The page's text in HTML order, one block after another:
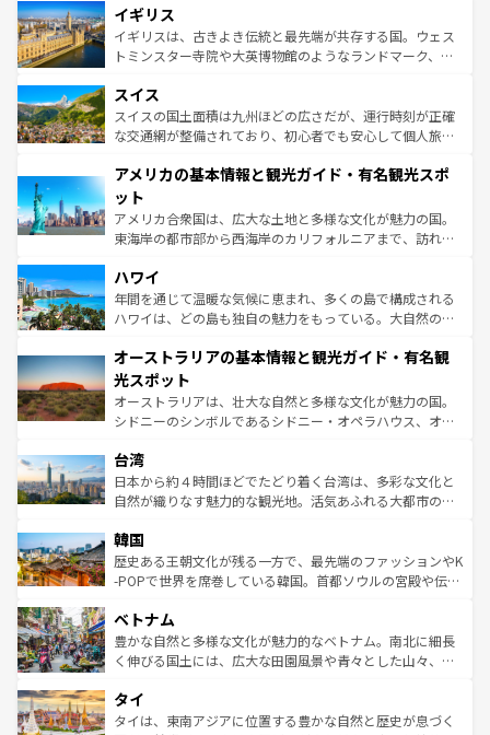
香り高いラベンダー畑など、多彩な楽しみ方が可能だ。さ
らに、パリ以外の地域にも魅力が溢れており、どの街角に
も豊かな歴史と文化が息づいている。パリ以外の個性あふ
を参照してほしい。
顔を持つこの国は、どこを歩いても飽きることがない。ベ
ルリンの文化的活気、バイエルン州のアルプスの絶景、そ
してライン川沿いのワイン畑といった風景は必見。ビール
は、お酒好きな人にはぜひ体験してほしい。 なお、新着の
ドイツ情報はコンテンツ一覧を参照してほしい。
イギリス
イギリスは、古きよき伝統と最先端が共存する国。ウェス
トミンスター寺院や大英博物館のようなランドマーク、歴
リアごとに異なる魅力がある。また、優雅なアフタヌーン
ティー、ビール好きにはたまらない英国パブ、サッカー観
戦など、本場だからこそできる体験も豊富。イギリスを旅
ンツ一覧を参照してほしい。
スイス
スイスの国土面積は九州ほどの広さだが、運行時刻が正確
な交通網が整備されており、初心者でも安心して個人旅行
の建物がそのまま残る町や、スイスならではのユニークな
博物館もあり、アルプス観光だけでなく町歩きも満喫する
ことができる。国民の所得が高いため物価も高いが、旅行
者向けの交通パス提供のサービスもあり、うまく活用すれ
着のスイス情報は
アメリカの基本情報と観光ガイド・有名観光スポ
ット
アメリカ合衆国は、広大な土地と多様な文化が魅力の国。
東海岸の都市部から西海岸のカリフォルニアまで、訪れる
のような巨大都市は、観光、ショッピング、エンターテイ
ンメントが詰まった刺激的なスポットだ。一方、アメリカ
西部には大自然が広がり、グランドキャニオンやイエロー
部のニューオーリンズでは、音楽と美食が融合した独特の
文化が魅力。旅行者はアメリカの各地域で異なる魅力を楽
しみながら、その多様性と豊かな歴史を感じることができ
るだろう。車でのロードトリップや列車の旅も、アメリカ
情報は
ハワイ
年間を通じて温暖な気候に恵まれ、多くの島で構成される
ハワイは、どの島も独自の魅力をもっている。大自然の神
ワイ島は見逃せない。また、定番の観光地といえばオアフ
島だが、静かな自然を求めるならマウイ島やカウアイ島が
おすすめ。エメラルドグリーンに輝く海をはじめ、豊かな
文化や歴史が息づいている。「アロハスピリット」と呼ば
人々、おいしいローカルフードやハワイアンミュージッ
ク、伝統的なフラダンスなど、すべてがハワイの魅力を彩
っている。訪れるたびに新しい発見と感動が待っているハ
はコンテンツ一覧
オーストラリアの基本情報と観光ガイド・有名観
光スポット
オーストラリアは、壮大な自然と多様な文化が魅力の国。
シドニーのシンボルであるシドニー・オペラハウス、オー
リアリーフや大陸中央部にそびえるウルル（エアーズロッ
ク）、タスマニアの美しい原生林やケアンズの熱帯雨林な
ど、見どころがたくさん。また、カフェやワイン、オージ
いる。アクティビティも充実しており、サーフィンやダイ
ビング、ハイキングなど、アウトドア好きにはたまらな
い。オーストラリアの多彩な魅力を存分に味わいつくそ
参照してほしい。
台湾
日本から約４時間ほどでたどり着く台湾は、多彩な文化と
自然が織りなす魅力的な観光地。活気あふれる大都市の台
ン）、静ひつな山岳地帯である台湾東部など、都市の喧騒
と山間の静けさが共存しており、訪れる人に新しい発見と
驚きをもたらしてくれる。また、奥深い台湾の食文化も魅
容にもいいと評判のスイーツなど、バラエティ豊かな料理
が味わえる。 なお、新着の台湾情報は コンテンツ一覧を参
照してほしい。
韓国
歴史ある王朝文化が残る一方で、最先端のファッションやK
-POPで世界を席巻している韓国。首都ソウルの宮殿や伝統
き、地方に足を延ばせば四季折々の自然美を楽しむことが
できる。そして、キムチや焼肉、絶品のストリートフード
まで、さまざまな韓国料理が待っている。夜には、韓国な
リティに包まれながら、韓国の多彩な魅力を心ゆくまで味
わってみてほしい。 なお、新着の韓国情報はコンテンツ一
ベトナム
豊かな自然と多様な文化が魅力的なベトナム。南北に細長
く伸びる国土には、広大な田園風景や青々とした山々、世
急速な発展と共に伝統が息づく。ハノイの古い町並みやホ
ーチミン市のフランス統治時代の建物も、独特の雰囲気を
タイ
タイは、東南アジアに位置する豊かな自然と歴史が息づく